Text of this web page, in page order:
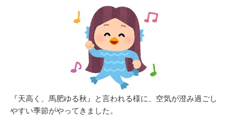
『天高く、馬肥ゆる秋』と言われる様に、空気が澄み過ごし
やすい季節がやってきました。